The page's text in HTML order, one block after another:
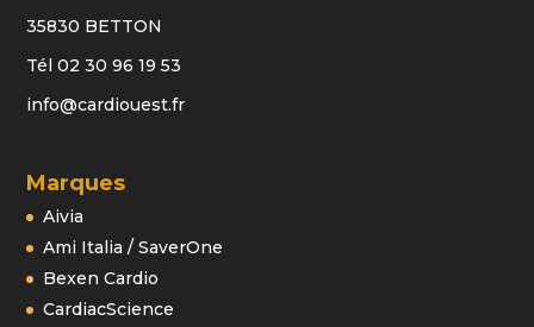
35830 BETTON
Tél 02 30 96 19 53
info@cardiouest.fr
Marques
Aivia
Ami Italia / SaverOne
Bexen Cardio
CardiacScience